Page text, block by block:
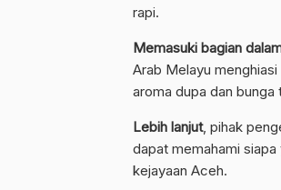
rapi.
Memasuki bagian
Arab Melayu
aroma dupa dan
Lebih lanjut, pihak
dapat memahami
kejayaan Aceh.